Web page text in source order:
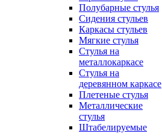
Полубарные стулья
Сидения стульев
Каркасы стульев
Мягкие стулья
Стулья на
металлокаркасе
Стулья на
деревянном каркасе
Плетеные стулья
Металлические
стулья
Штабелируемые